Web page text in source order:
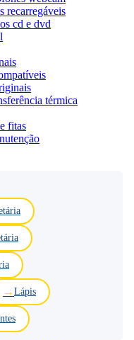
recarregáveis
cd e dvd
térmica
fitas
Lápis